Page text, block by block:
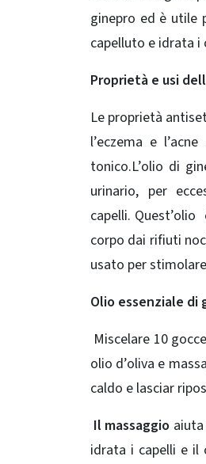
ginepro ed è utile
capelluto e idrata i
Proprietà e usi
Le proprietà
l’eczema e
tonico.L’olio di
urinario, per
capelli.
corpo dai rifiuti
usato per
Olio essenziale
Miscelare 10
olio d’oliva e
caldo e lasciar
Il massaggio
idrata i capelli e il